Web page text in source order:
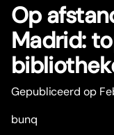
Op
Madrid:
Gepubliceerd op
bunq